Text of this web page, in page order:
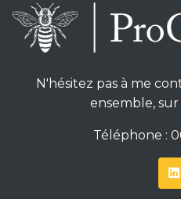
N'hésitez pas à me
ensemble,
Téléphone :